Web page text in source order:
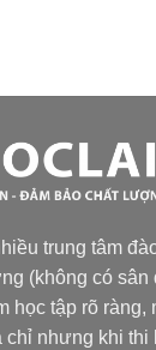
trung tâm
(không có sân
học tập rõ ràng,
chỉ nhưng khi